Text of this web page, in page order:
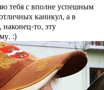
тебя с вполне успешным
каникул, а в
то, эту
:)